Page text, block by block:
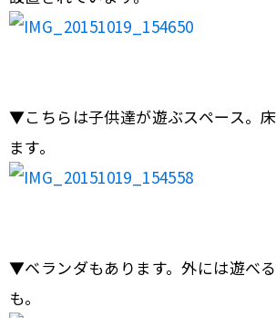
▼こちらは子供達が遊ぶスペース。
ます。
▼ベランダもあります。外には遊べ
も。